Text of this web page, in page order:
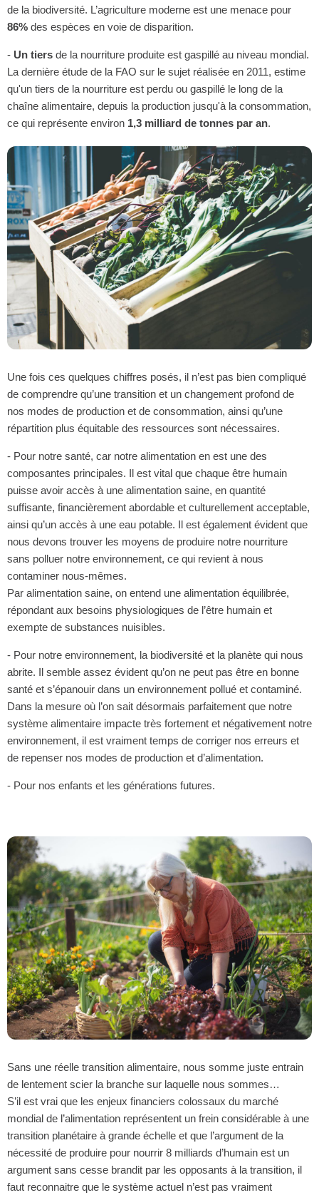
de la biodiversité. L’agriculture moderne est une menace pour
86% des espèces en voie de disparition.
- Un tiers de la nourriture produite est gaspillé au niveau mondial.
La dernière étude de la FAO sur le sujet réalisée en 2011, estime
qu'un tiers de la nourriture est perdu ou gaspillé le long de la
chaîne alimentaire, depuis la production jusqu'à la consommation,
ce qui représente environ 1,3 milliard de tonnes par an.
Une fois ces quelques chiffres posés, il n’est pas bien compliqué
de comprendre qu’une transition et un changement profond de
nos modes de production et de consommation, ainsi qu’une
répartition plus équitable des ressources sont nécessaires.
- Pour notre santé, car notre alimentation en est une des
composantes principales. Il est vital que chaque être humain
puisse avoir accès à une alimentation saine, en quantité
suffisante, financièrement abordable et culturellement acceptable,
ainsi qu’un accès à une eau potable. Il est également évident que
nous devons trouver les moyens de produire notre nourriture
sans polluer notre environnement, ce qui revient à nous
contaminer nous-mêmes.
Par alimentation saine, on entend une alimentation équilibrée,
répondant aux besoins physiologiques de l’être humain et
exempte de substances nuisibles.
- Pour notre environnement, la biodiversité et la planète qui nous
abrite. Il semble assez évident qu’on ne peut pas être en bonne
santé et s’épanouir dans un environnement pollué et contaminé.
Dans la mesure où l’on sait désormais parfaitement que notre
système alimentaire impacte très fortement et négativement notre
environnement, il est vraiment temps de corriger nos erreurs et
de repenser nos modes de production et d’alimentation.
- Pour nos enfants et les générations futures.
Sans une réelle transition alimentaire, nous somme juste entrain
de lentement scier la branche sur laquelle nous sommes…
S’il est vrai que les enjeux financiers colossaux du marché
mondial de l’alimentation représentent un frein considérable à une
transition planétaire à grande échelle et que l’argument de la
nécessité de produire pour nourrir 8 milliards d’humain est un
argument sans cesse brandit par les opposants à la transition, il
faut reconnaitre que le système actuel n’est pas vraiment